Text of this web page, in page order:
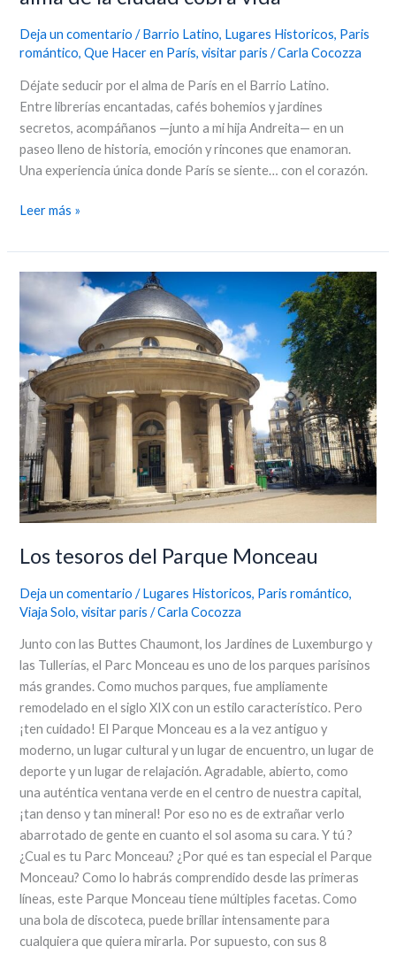
Deja un comentario /Barrio Latino, Lugares Historicos, Paris
romántico,Que Hacer en París,visitar paris /Carla Cocozza
Déjate seducir por el alma de París en el Barrio Latino.
Entre librerías encantadas, cafés bohemios y jardines
secretos, acompáñanos —junto a mi hija Andreita— en un
paseo lleno de historia, emoción y rincones que enamoran.
Una experiencia única donde París se siente… con el corazón.
Leer más »
Los tesoros del Parque Monceau
Deja un comentario /Lugares Historicos, Paris romántico,
Viaja Solo,visitar paris /Carla Cocozza
Junto con las Buttes Chaumont, los Jardines de Luxemburgo y
las Tullerías, el Parc Monceau es uno de los parques parisinos
más grandes. Como muchos parques, fue ampliamente
remodelado en el siglo XIX con un estilo característico. Pero
¡ten cuidado! El Parque Monceau es a la vez antiguo y
moderno, un lugar cultural y un lugar de encuentro, un lugar de
deporte y un lugar de relajación. Agradable, abierto, como
una auténtica ventana verde en el centro de nuestra capital,
¡tan denso y tan mineral! Por eso no es de extrañar verlo
abarrotado de gente en cuanto el sol asoma su cara. Y tú ?
¿Cual es tu Parc Monceau? ¿Por qué es tan especial el Parque
Monceau? Como lo habrás comprendido desde las primeras
líneas, este Parque Monceau tiene múltiples facetas. Como
una bola de discoteca, puede brillar intensamente para
cualquiera que quiera mirarla. Por supuesto, con sus 8
Parque
Monceau